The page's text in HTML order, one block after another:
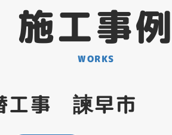
施工事例
WORKS
工事 諫早市